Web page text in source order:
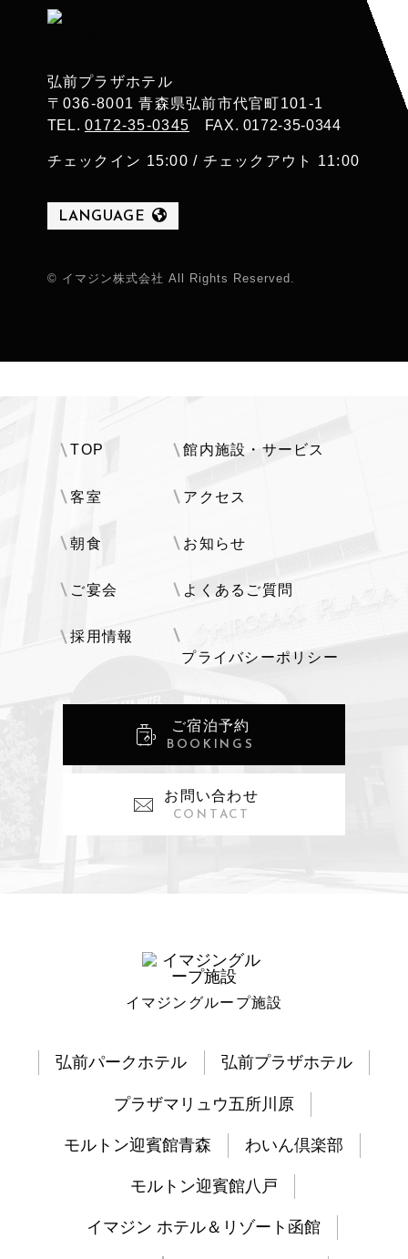
弘前プラザホテル
〒036-8001 青森県弘前市代官町101-1
TEL. 0172-35-0345 FAX. 0172-35-0344
チェックイン 15:00 / チェックアウト 11:00
LANGUAGE
© イマジン株式会社 All Rights Reserved.
TOP 館内施設・サービス
客室 アクセス
朝食 お知らせ
ご宴会 よくあるご質問
採用情報
プライバシーポリシー
ご宿泊予約
BOOKINGS
お問い合わせ
CONTACT
イマジングループ施設
弘前パークホテル 弘前プラザホテル
プラザマリュウ五所川原
モルトン迎賓館青森 わいん倶楽部
モルトン迎賓館八戸
イマジン ホテル＆リゾート函館